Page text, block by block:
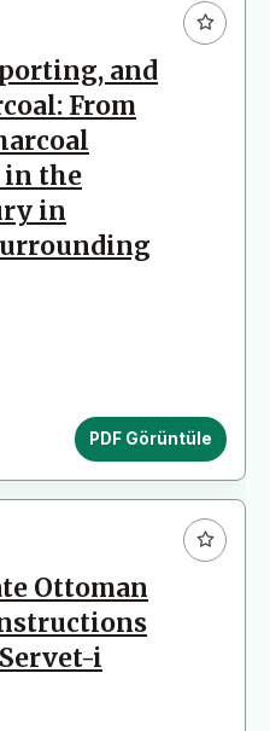
and
From
in the
in
PDF Görüntüle
Ottoman
i